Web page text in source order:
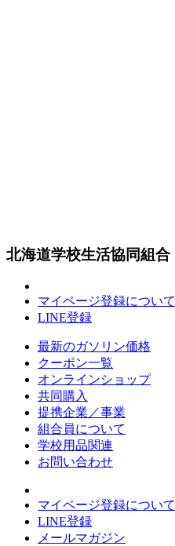
北海道学校生活協同組合
マイページ登録について
LINE登録
最新のガソリン価格
クーポン一覧
オンラインショップ
共同購入
提携企業／事業
組合員について
学校用品関連
お問い合わせ
マイページ登録について
LINE登録
メールマガジン